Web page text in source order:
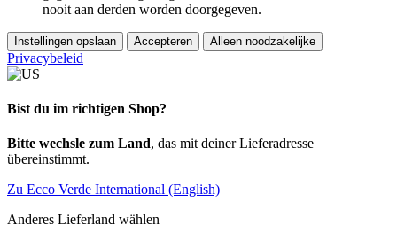
nooit aan derden worden doorgegeven.
Instellingen opslaan Accepteren Alleen noodzakelijke
Privacybeleid
Bist du im richtigen Shop?
Bitte wechsle zum Land, das mit deiner Lieferadresse
übereinstimmt.
Zu Ecco Verde International (English)
Anderes Lieferland wählen